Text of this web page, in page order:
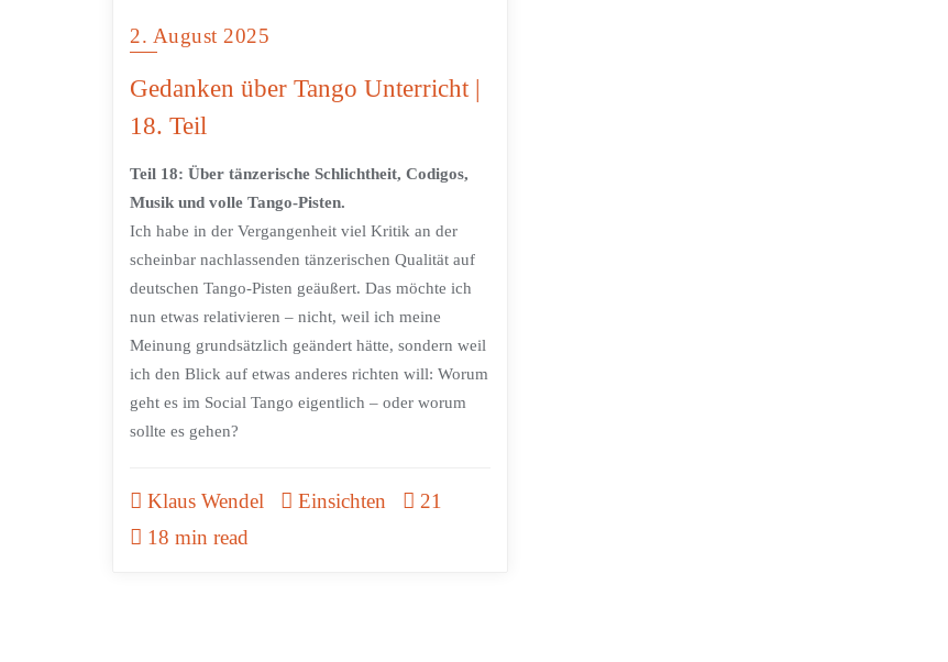
2. August 2025
Gedanken über Tango Unterricht |
18. Teil
Teil 18: Über tänzerische Schlichtheit, Codigos,
Musik und volle Tango-Pisten.
Ich habe in der Vergangenheit viel Kritik an der
scheinbar nachlassenden tänzerischen Qualität auf
deutschen Tango-Pisten geäußert. Das möchte ich
nun etwas relativieren – nicht, weil ich meine
Meinung grundsätzlich geändert hätte, sondern weil
ich den Blick auf etwas anderes richten will: Worum
geht es im Social Tango eigentlich – oder worum
sollte es gehen?
Klaus Wendel Einsichten
21
18 min read